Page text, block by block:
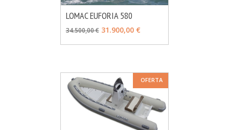
LOMAC EUFORIA 580
34.500,00 € 31.900,00 €
OFERTA